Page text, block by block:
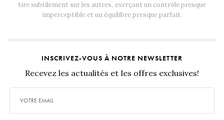
tire subtilement sur les autres, exerçant un contrôle presque
imperceptible et un équilibre presque parfait.
INSCRIVEZ-VOUS À NOTRE NEWSLETTER
Recevez les actualités et les offres exclusives!